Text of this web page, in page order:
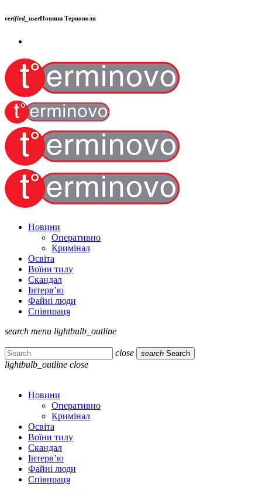
verified_userНовини Тернополя
Новини
Оперативно
Кримінал
Освіта
Воїни тилу
Скандал
Інтерв’ю
Файні люди
Співпраця
search menu lightbulb_outline
close search Search
lightbulb_outline close
Новини
Оперативно
Кримінал
Освіта
Воїни тилу
Скандал
Інтерв’ю
Файні люди
Співпраця